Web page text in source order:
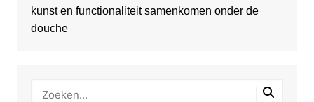
kunst en functionaliteit samenkomen onder de
douche